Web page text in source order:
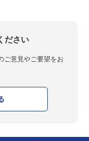
ださい
ご意見やご要望をお